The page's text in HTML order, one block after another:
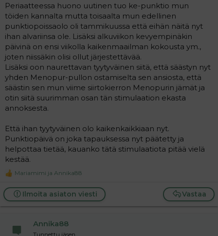
Periaatteessa huono uutinen tuo ke-punktio mun
töiden kannalta mutta toisaalta mun edellinen
punktiopoissaolo oli tammikuussa että eihän näitä nyt
ihan alvariinsa ole. Lisäksi alkuviikon kevyempinäkin
päivinä on ensi viikolla kaikenmaailman kokousta ym.,
joten niissäkin olisi ollut järjestettävää.
Lisäksi oon naurettavan tyytyväinen siitä, että säästyn nyt
yhden Menopur-pullon ostamiselta sen ansiosta, että
säästin sen mun viime siirtokierron Menopurin jämät ja
otin siitä suurimman osan tän stimulaation ekasta
annoksesta.
Että ihan tyytyväinen olo kaikenkaikkiaan nyt.
Punktiopäivä on joka tapauksessa nyt päätetty ja
helpottaa tietää, kauanko tätä stimulaatiota pitää vielä
kestää.
R
a
c
t
Mariamimi ja Annika88
Vastaa
Ilmoita asiaton viesti
Annika88
Tunnettu jäsen